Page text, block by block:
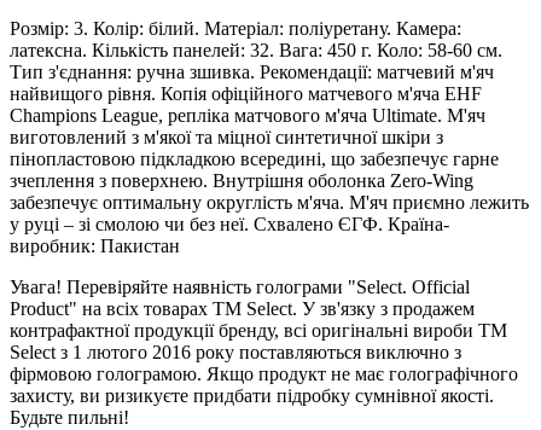
Розмір: 3. Колір: білий. Матеріал: поліуретану. Камера:
латексна. Кількість панелей: 32. Вага: 450 г. Коло: 58-60 см.
Тип з'єднання: ручна зшивка. Рекомендації: матчевий м'яч
найвищого рівня. Копія офіційного матчевого м'яча EHF
Champions League, репліка матчового м'яча Ultimate. М'яч
виготовлений з м'якої та міцної синтетичної шкіри з
пінопластовою підкладкою всередині, що забезпечує гарне
зчеплення з поверхнею. Внутрішня оболонка Zero-Wing
забезпечує оптимальну округлість м'яча. М'яч приємно лежить
у руці – зі смолою чи без неї. Схвалено ЄГФ. Країна-
виробник: Пакистан
Увага! Перевіряйте наявність голограми "Select. Official
Product" на всіх товарах ТМ Select. У зв'язку з продажем
контрафактної продукції бренду, всі оригінальні вироби ТМ
Select з 1 лютого 2016 року поставляються виключно з
фірмовою голограмою. Якщо продукт не має голографічного
захисту, ви ризикуєте придбати підробку сумнівної якості.
Будьте пильні!